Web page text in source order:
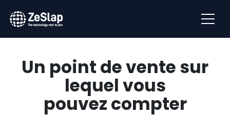
Un point de vente sur
lequel vous
pouvez compter